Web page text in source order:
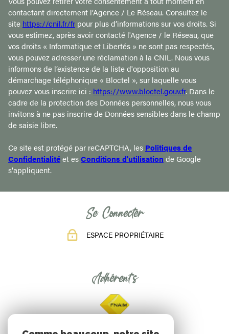
contactant directement l’Agence / Le Réseau. Consultez le
site https://cnil.fr/fr pour plus d’informations sur vos droits. Si
vous estimez, après avoir contacté l'Agence / le Réseau, que
vos droits « Informatique et Libertés » ne sont pas respectés,
vous pouvez adresser une réclamation à la CNIL. Nous vous
informons de l’existence de la liste d'opposition au
démarchage téléphonique « Bloctel », sur laquelle vous
pouvez vous inscrire ici : https://www.bloctel.gouv.fr. Dans le
cadre de la protection des Données personnelles, nous vous
invitons à ne pas inscrire de Données sensibles dans le champ
de saisie libre.
Ce site est protégé par reCAPTCHA, les Politiques de
Confidentialitéet esConditions d'utilisation de Google
s'appliquent.
Se Connecter
ESPACE PROPRIÉTAIRE
Adhérents